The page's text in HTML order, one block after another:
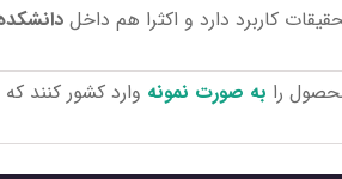
را به صورت نمونه وارد کشور کنند که